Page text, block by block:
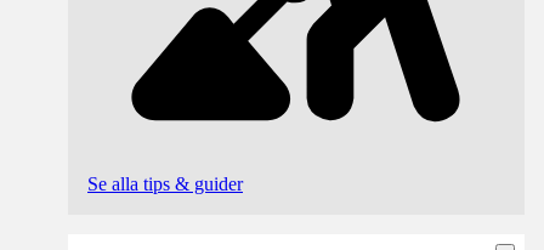
Se alla tips & guider